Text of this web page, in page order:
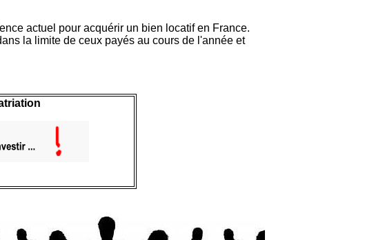
actuel pour acquérir un bien locatif en France.
la limite de ceux payés au cours de l'année et